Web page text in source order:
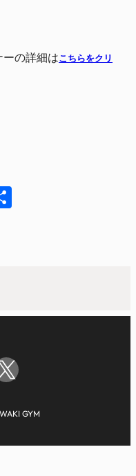
の詳細はこちらをクリ
GYM